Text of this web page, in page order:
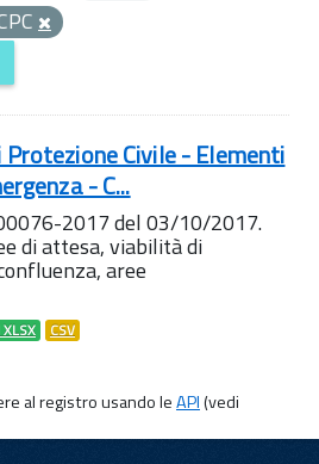
Protezione Civile - Elementi
- C...
2017 del 03/10/2017.
di attesa, viabilità di
aree
CSV
al registro usando leAPI(vedi